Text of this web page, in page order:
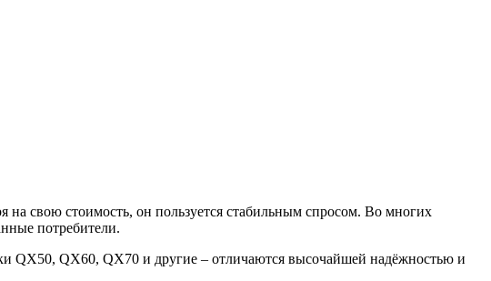
свою стоимость, он пользуется стабильным спросом. Во многих
потребители.
QX50, QX60, QX70 и другие – отличаются высочайшей надёжностью и